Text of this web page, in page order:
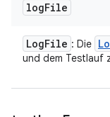
logFile
LogFile : Die
und dem Testlauf